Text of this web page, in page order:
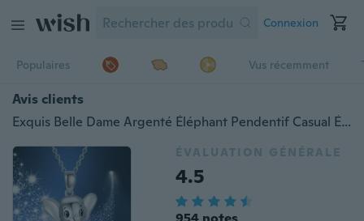
Connexion
Populaires Vus récemment
Avis clients
Exquis Belle Dame Argenté Éléphant Pendentif Casual Élégant Amour Bleu Cristal Collier Classique Dame Bijoux Accessoires Banquet Anniversaire Cadeau Saint Valentin Thanksgiving Cadeau De Noël
ÉVALUATION GÉNÉRALE
4.5